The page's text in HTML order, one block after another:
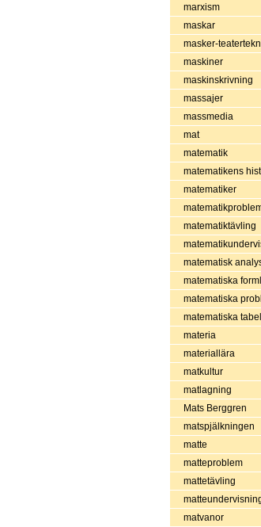
marxism
maskar
masker-
maskiner
maskinskrivning
massajer
massmedia
mat
matematik
matematikens
matematiker
matematiktävling
matematisk
matematiska
matematiska
matematiska
materia
materiallära
matkultur
matlagning
Mats Berggren
matspjälkningen
matte
matteproblem
mattetävling
matvanor